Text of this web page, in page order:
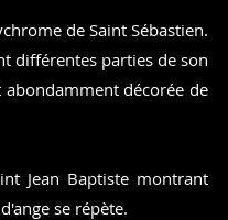
de Saint Sébastien.
différentes parties de son
décorée de
Jean Baptiste montrant
se répète.